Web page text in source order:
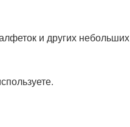
и других небольших